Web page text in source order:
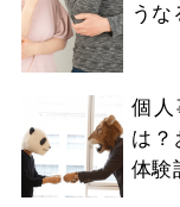
うな
個
は？
体験